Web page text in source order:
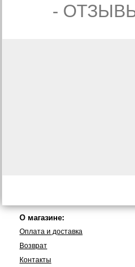
-
О магазине:
Оплата и доставка
Возврат
Контакты